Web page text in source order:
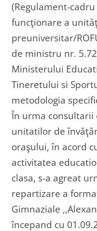
(Regulament-
funcţionare a
preuniversitar/
de ministru nr.
Ministerului
Tineretului si
metodologia
În urma
unitatilor de
oraşului, în acord
activitatea
clasa, s-a agreat
repartizare a
Gimnaziale
începand cu